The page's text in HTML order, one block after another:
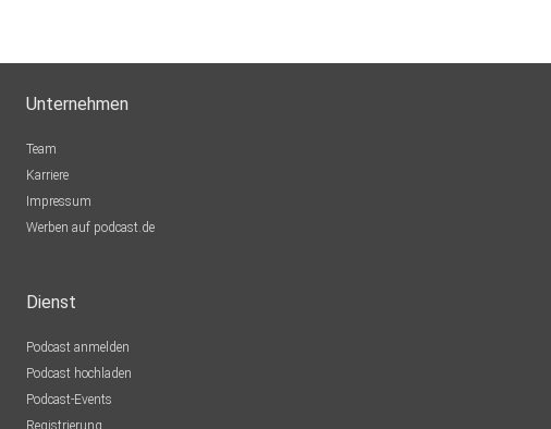
Unternehmen
Team
Karriere
Impressum
Werben auf podcast.de
Dienst
Podcast anmelden
Podcast hochladen
Podcast-Events
Registrierung